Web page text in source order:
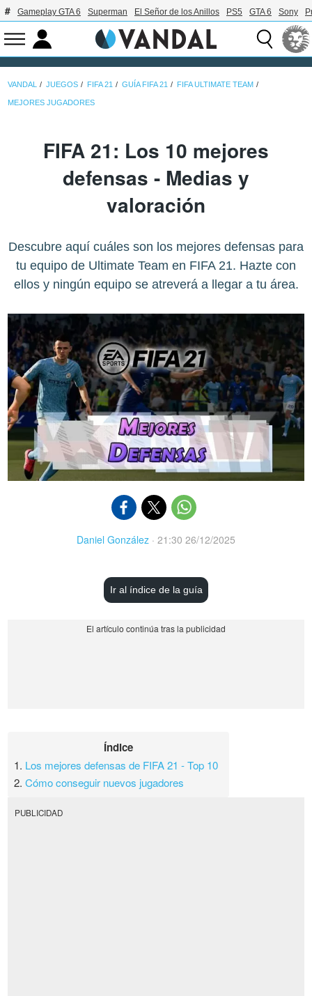
Gameplay GTA 6 Superman El Señor de los Anillos PS5 GTA 6 Sony
VANDAL JUEGOS FIFA 21 GUÍA FIFA 21 FIFA ULTIMATE TEAM
MEJORES JUGADORES
FIFA 21: Los 10 mejores
defensas - Medias y
valoración
Descubre aquí cuáles son los mejores defensas para
tu equipo de Ultimate Team en FIFA 21. Hazte con
ellos y ningún equipo se atreverá a llegar a tu área.
Daniel González · 21:30 26/12/2025
Ir al índice de la guía
Índice
1. Los mejores defensas de FIFA 21 - Top 10
2.Cómo conseguir nuevos jugadores
PUBLICIDAD